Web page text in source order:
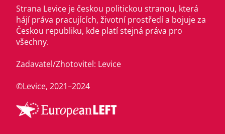
Strana Levice je českou politickou stranou, která
hájí práva pracujících, životní prostředí a bojuje za
Českou republiku, kde platí stejná práva pro
všechny.
Zadavatel/Zhotovitel: Levice
©Levice, 2021–2024